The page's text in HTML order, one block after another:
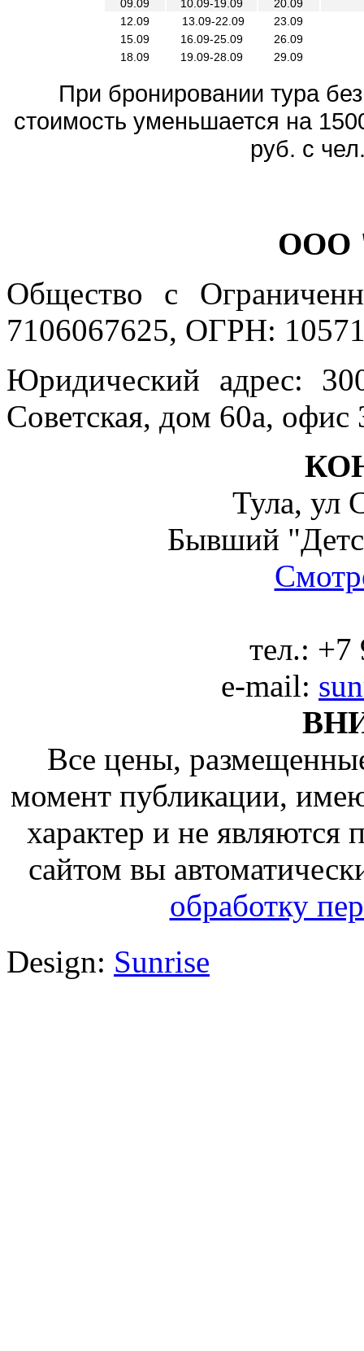
09.09 10.09-19.09
20.09
12.09
13.09-22.09
23.09
15.09
16.09-25.09
26.09
18.09
19.09-28.09 29.09
При бронировании тура
стоимость уменьшается на
руб. с
ООО
Общество с
7106067625, ОГРН:
Юридический адрес:
Советская, дом 60а, офис
Тула, ул
Бывший
тел.: +7
e-mail:
Все цены,
момент публикации,
характер и не
сайтом вы
обработку
Design: Sunrise